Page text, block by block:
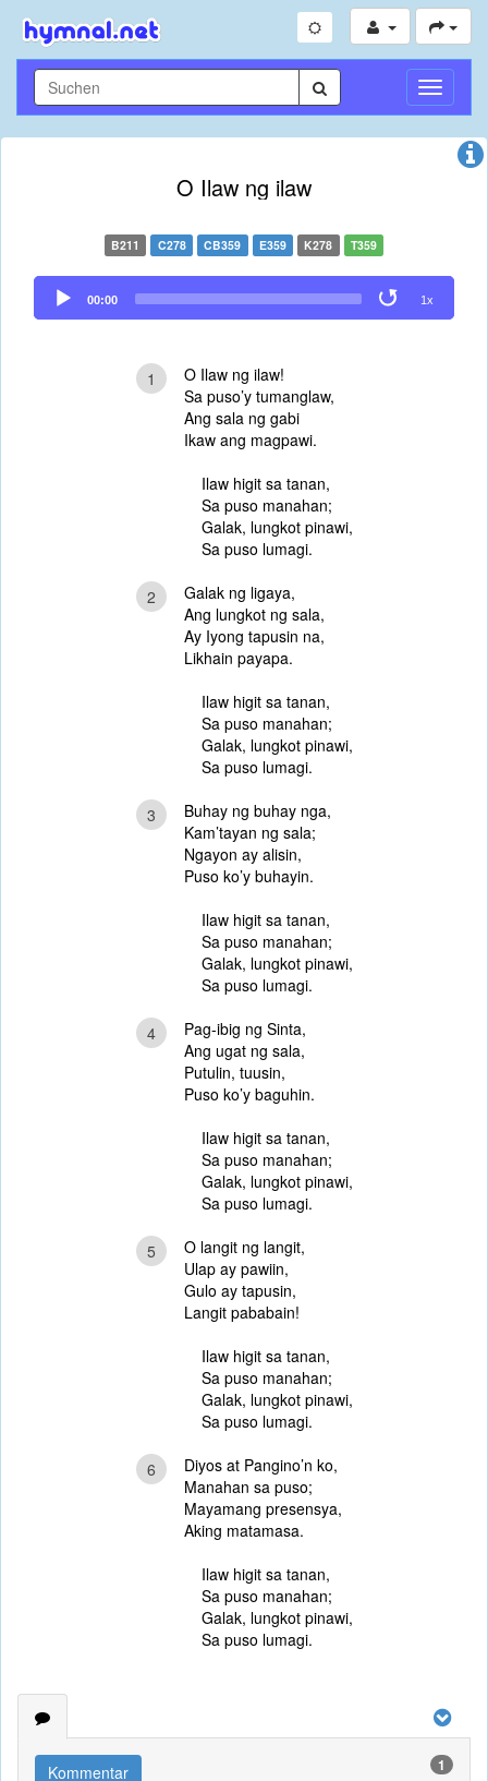
O Ilaw ng ilaw
B211 C278 CB359 E359 K278 T359
Audio
Player
00:00 1x
1
O Ilaw ng ilaw!
Sa puso’y tumanglaw,
Ang sala ng gabi
Ikaw ang magpawi.
Ilaw higit sa tanan,
Sa puso manahan;
Galak, lungkot pinawi,
Sa puso lumagi.
2
Galak ng ligaya,
Ang lungkot ng sala,
Ay Iyong tapusin na,
Likhain payapa.
Ilaw higit sa tanan,
Sa puso manahan;
Galak, lungkot pinawi,
Sa puso lumagi.
3
Buhay ng buhay nga,
Kam’tayan ng sala;
Ngayon ay alisin,
Puso ko’y buhayin.
Ilaw higit sa tanan,
Sa puso manahan;
Galak, lungkot pinawi,
Sa puso lumagi.
4
Pag-ibig ng Sinta,
Ang ugat ng sala,
Putulin, tuusin,
Puso ko’y baguhin.
Ilaw higit sa tanan,
Sa puso manahan;
Galak, lungkot pinawi,
Sa puso lumagi.
5
O langit ng langit,
Ulap ay pawiin,
Gulo ay tapusin,
Langit pababain!
Ilaw higit sa tanan,
Sa puso manahan;
Galak, lungkot pinawi,
Sa puso lumagi.
6
Diyos at Pangino’n ko,
Manahan sa puso;
Mayamang presensya,
Aking matamasa.
Ilaw higit sa tanan,
Sa puso manahan;
Galak, lungkot pinawi,
Sa puso lumagi.
Kommentar 1